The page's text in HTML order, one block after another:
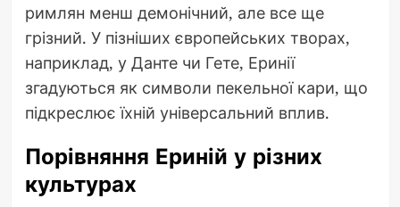
римлян менш демонічний, але все ще
грізний. У пізніших європейських творах,
наприклад, у Данте чи Гете, Еринії
згадуються як символи пекельної кари, що
підкреслює їхній універсальний вплив.
Порівняння Ериній у різних
культурах